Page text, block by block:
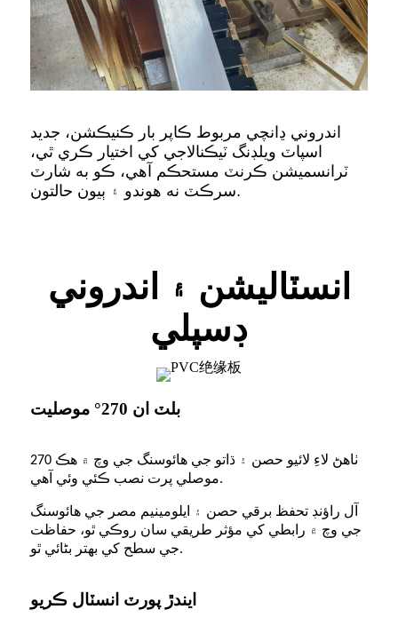
اندروني ڍانچي مربوط ڪاپر بار ڪنيڪشن، جديد
اسپاٽ ويلڊنگ ٽيڪنالاجي کي اختيار ڪري ٿي،
ٽرانسميشن ڪرنٽ مستحڪم آهي، ڪو به شارٽ
سرڪٽ نه هوندو ۽ ٻيون حالتون.
انسٽاليشن ۽ اندروني
ڊسپلي
بلٽ ان 270° موصليت
270 ٺاهڻ لاءِ لائيو حصن ۽ ڌاتو جي هائوسنگ جي وچ ۾ هڪ
موصلي پرت نصب ڪئي وئي آهي.
آل راؤنڊ تحفظ برقي حصن ۽ ايلومينيم مصر جي هائوسنگ
جي وچ ۾ رابطي کي مؤثر طريقي سان روڪي ٿو، حفاظت
جي سطح کي بهتر بڻائي ٿو.
ايندڙ پورٽ انسٽال ڪريو